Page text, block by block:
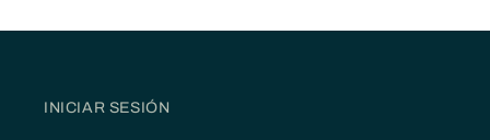
INICIAR SESIÓN